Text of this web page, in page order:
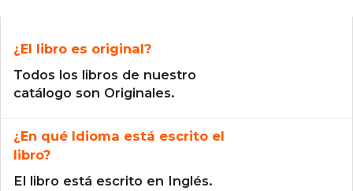
¿El libro es original?
Todos los libros de nuestro
catálogo son Originales.
¿En qué Idioma está escrito el
libro?
El libro está escrito en Inglés.